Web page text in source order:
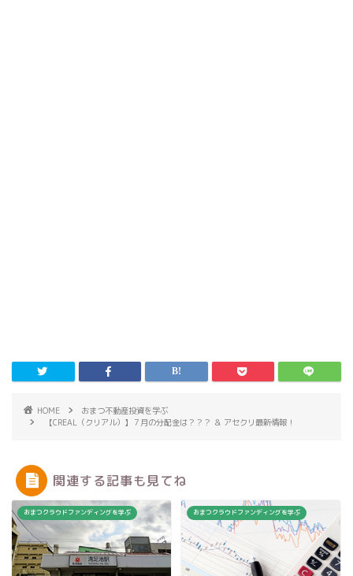
HOME
おまつ不動産投資を学ぶ
【CREAL（クリアル）】７月の分配金は？？？ ＆ アセクリ最新情報！
関連する記事も見てね
おまつクラウドファンディングを学ぶ おまつクラウドファンディングを学ぶ